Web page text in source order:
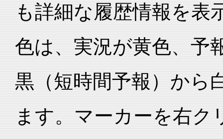
も詳細な履歴情報を表
色は、実況が黄色、予
黒（短時間予報）から
ます。マーカーを右